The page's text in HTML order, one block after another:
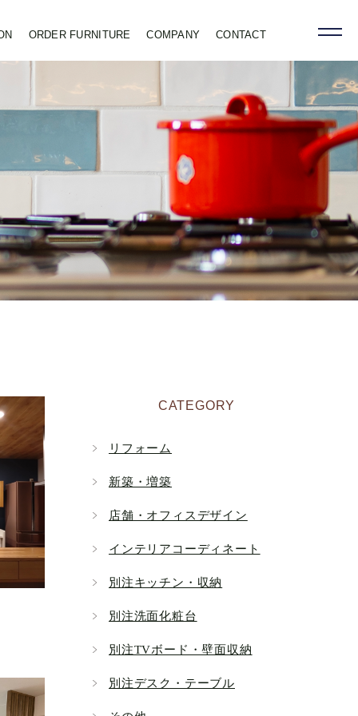
ORDER FURNITURE COMPANY CONTACT
CATEGORY
リフォーム
新築・増築
店舗・オフィスデザイン
インテリアコーディネート
別注キッチン・収納
別注洗面化粧台
別注TVボード・壁面収納
別注デスク・テーブル